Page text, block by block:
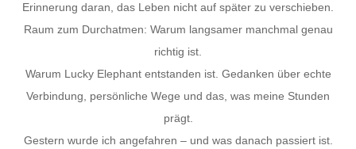
Erinnerung daran, das Leben nicht auf später zu verschieben.
Raum zum Durchatmen: Warum langsamer manchmal genau
richtig ist.
Warum Lucky Elephant entstanden ist. Gedanken über echte
Verbindung, persönliche Wege und das, was meine Stunden
prägt.
Gestern wurde ich angefahren – und was danach passiert ist.